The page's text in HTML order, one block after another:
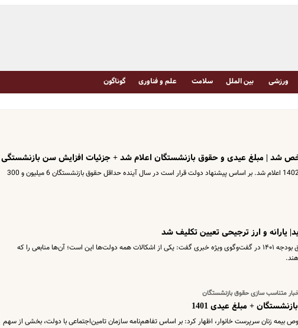
ورزشی بین الملل سلامت علم و فناوری گوناگون
شد | مبلغ عیدی و حقوق بازنشستگان اعلام شد + جزئیات افزایش سن بازنشستگی
مبلغ پیشنهادی حقوق بازنشستگان در سال 1402 اعلام شد. بر اساس پیشنهاد دولت قرار است در سال آینده حداقل حقوق بازنشستگان 6 میلیون و 300
یارانه و ارز ترجیحی تعیین تکلیف شد
حمیدرضا حاجی‌بابایی، رئیس کمیسیون تلفیق بودجه ۱۴۰۱ در گفت‌وگوی ویژه خبری گفت: یکی از اشکالات همه دولت‌ها این است؛ آن‌ها منابعی را که
متناسب سازی حقوق بازنشستگان
+ مبلغ عیدی 1401
زنان سرپرست خانوار، اظهار کرد: بر اساس تفاهم‌نامه سازمان تامین‌اجتماعی با دولت، بخشی از سهم